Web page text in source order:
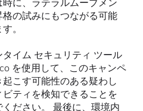
格の試みにもつながる可能
。
タイム セキュリティ ツール
を使用して、このキャンペ
起こす可能性のある疑わし
ビティを検知できることを
ださい。 最後に、環境内